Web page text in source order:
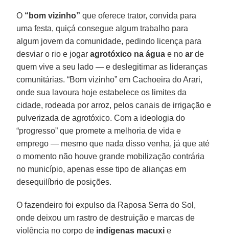
O “bom vizinho” que oferece trator, convida para
uma festa, quiçá consegue algum trabalho para
algum jovem da comunidade, pedindo licença para
desviar o rio e jogaragrotóxico na água e noar de
quem vive a seu lado — e deslegitimar as lideranças
comunitárias. “Bom vizinho” em Cachoeira do Arari,
onde sua lavoura hoje estabelece os limites da
cidade, rodeada por arroz, pelos canais de irrigação e
pulverizada de agrotóxico. Com a ideologia do
“progresso” que promete a melhoria de vida e
emprego — mesmo que nada disso venha, já que até
o momento não houve grande mobilização contrária
no município, apenas esse tipo de alianças em
desequilíbrio de posições.
O fazendeiro foi expulso da Raposa Serra do Sol,
onde deixou um rastro de destruição e marcas de
violência no corpo de indígenas macuxi e